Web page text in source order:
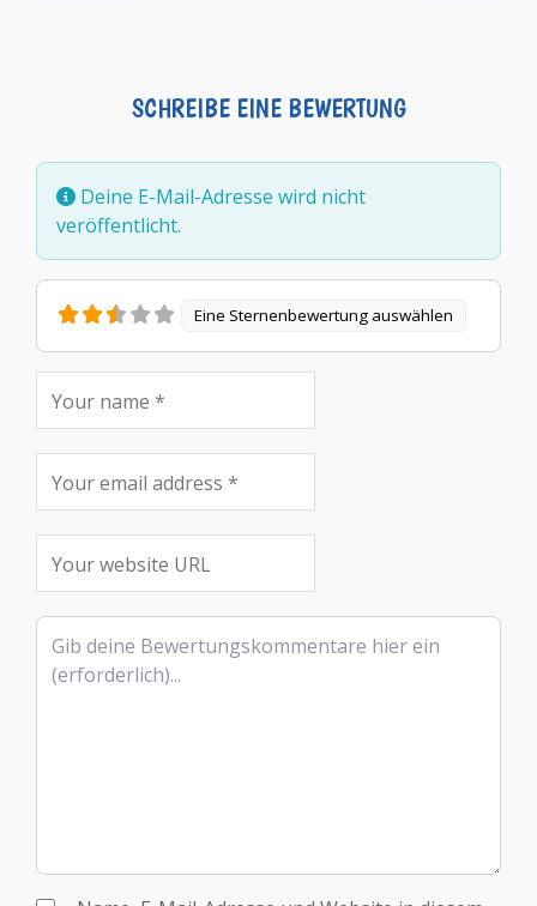
SCHREIBE EINE BEWERTUNG
Deine E-Mail-Adresse wird nicht
veröffentlicht.
Eine Sternenbewertung auswählen
Rezensionstext